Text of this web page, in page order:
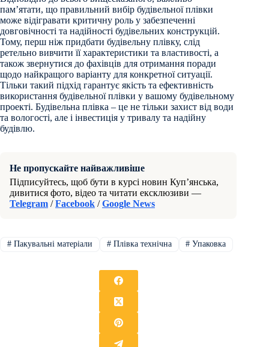
пам’ятати, що правильний вибір будівельної плівки
може відігравати критичну роль у забезпеченні
довговічності та надійності будівельних конструкцій.
Тому, перш ніж придбати будівельну плівку, слід
ретельно вивчити її характеристики та властивості, а
також звернутися до фахівців для отримання поради
щодо найкращого варіанту для конкретної ситуації.
Тільки такий підхід гарантує якість та ефективність
використання будівельної плівки у вашому будівельному
проекті. Будівельна плівка – це не тільки захист від води
та вологості, але і інвестиція у тривалу та надійну
будівлю.
Не пропускайте найважливіше
Підписуйтесь, щоб бути в курсі новин Куп’янська,
дивитися фото, відео та читати ексклюзиви —
Telegram /Facebook /Google News
#Пакувальні матеріали #Плівка технічна # Упаковка